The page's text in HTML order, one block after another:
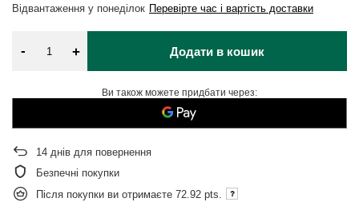
Відвантаження у понеділок Перевірте час і вартість доставки
- + Додати в кошик
Ви також можете придбати через:
14 днів для повернення
Безпечні покупки
Після покупки ви отримаєте 72.92 pts.